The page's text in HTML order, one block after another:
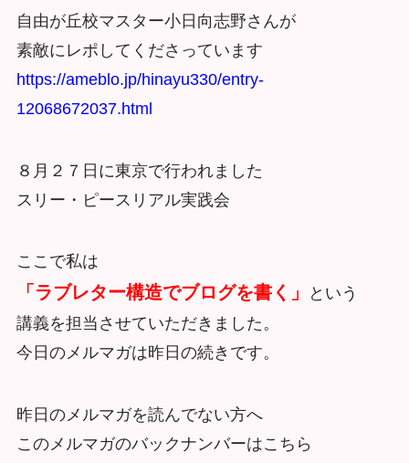
自由が丘校マスター小日向志野さんが
素敵にレポしてくださっています
https://ameblo.jp/hinayu330/entry-
12068672037.html
８月２７日に東京で行われました
スリー・ピースリアル実践会
ここで私は
「ラブレター構造でブログを書く」
という
講義を担当させていただきました。
今日のメルマガは昨日の続きです。
昨日のメルマガを読んでない方へ
このメルマガのバックナンバーはこちら